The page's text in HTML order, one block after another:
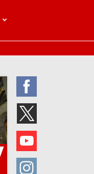
Twitter
Youtube
Instagram